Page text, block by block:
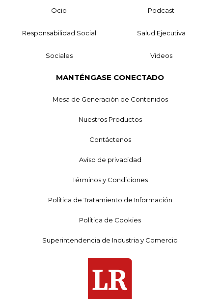
Ocio Podcast
Responsabilidad Social Salud Ejecutiva
Sociales Videos
MANTÉNGASE CONECTADO
Mesa de Generación de Contenidos
Nuestros Productos
Contáctenos
Aviso de privacidad
Términos y Condiciones
Política de Tratamiento de Información
Política de Cookies
Superintendencia de Industria y Comercio